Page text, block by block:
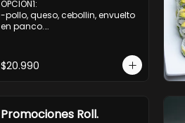
OPCION1:
-pollo, queso, cebollin, envuelto
en panco.
-palmito, pepino, queso,
envuelto ciboulette o sesamo.
-camaron, palta, cebollin,
$20.990
Promociones Roll.